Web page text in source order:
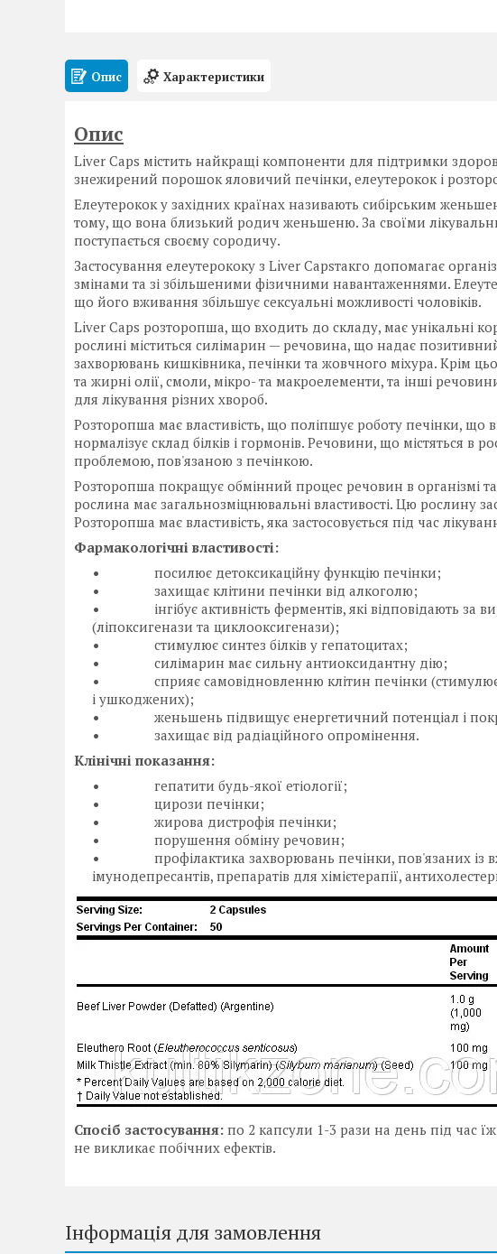
Опис Характеристики
Опис
Liver Caps містить найкращі компоненти для підтримки
знежирений порошок яловичий печінки, елеутерокок і
Елеутерокок у західних країнах називають сибірським
тому, що вона близький родич женьшеню. За своїми
поступається своєму сородичу.
Застосування елеутерококу з Liver Capsтакго допомагає
змінами та зі збільшеними фізичними навантаженнями.
що його вживання збільшує сексуальні можливості чоловіків.
Liver Caps розторопша, що входить до складу, має унікальні
рослині міститься силімарин — речовина, що надає
захворювань кишківника, печінки та жовчного міхура. Крім
та жирні олії, смоли, мікро- та макроелементи, та інші
для лікування різних хвороб.
Розторопша має властивість, що поліпшує роботу печінки, що
нормалізує склад білків і гормонів. Речовини, що містяться в
проблемою, пов'язаною з печінкою.
Розторопша покращує обмінний процес речовин в організмі
рослина має загальнозміцнювальні властивості. Цю рослину
Розторопша має властивість, яка застосовується під час
Фармакологічні властивості:
посилює детоксикаційну функцію печінки;
захищає клітини печінки від алкоголю;
інгібує активність ферментів, які відповідають за
(ліпоксигенази та циклооксигенази);
стимулює синтез білків у гепатоцитах;
силімарин має сильну антиоксидантну дію;
сприяє самовідновленню клітин печінки (стимулює
і ушкоджених);
женьшень підвищує енергетичний потенціал і
захищає від радіаційного опромінення.
Клінічні показання:
гепатити будь-якої етіології;
цирози печінки;
жирова дистрофія печінки;
порушення обміну речовин;
профілактика захворювань печінки, пов'язаних із
імунодепресантів, препаратів для хімієтерапії,
Спосіб застосування: по 2 капсули 1-3 рази на день під час
не викликає побічних ефектів.
Інформація для замовлення